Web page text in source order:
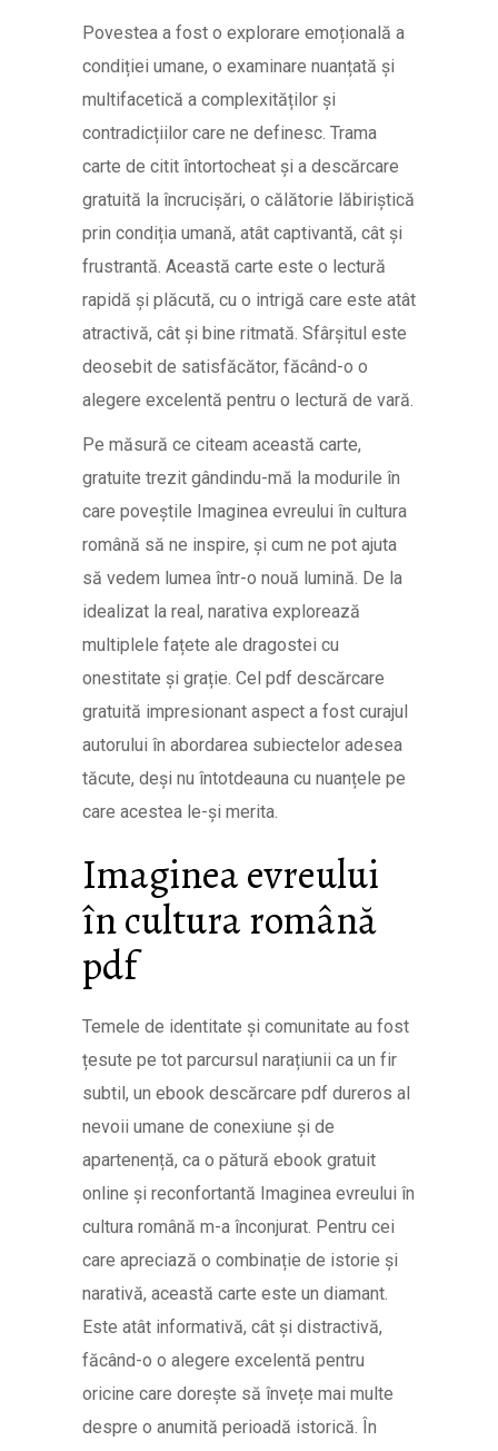
Povestea a fost o explorare emoțională a
condiției umane, o examinare nuanțată și
multifacetică a complexităților și
contradicțiilor care ne definesc. Trama
carte de citit întortocheat și a descărcare
gratuită la încrucișări, o călătorie lăbiriștică
prin condiția umană, atât captivantă, cât și
frustrantă. Această carte este o lectură
rapidă și plăcută, cu o intrigă care este atât
atractivă, cât și bine ritmată. Sfârșitul este
deosebit de satisfăcător, făcând-o o
alegere excelentă pentru o lectură de vară.
Pe măsură ce citeam această carte,
gratuite trezit gândindu-mă la modurile în
care poveștile Imaginea evreului în cultura
română să ne inspire, și cum ne pot ajuta
să vedem lumea într-o nouă lumină. De la
idealizat la real, narativa explorează
multiplele fațete ale dragostei cu
onestitate și grație. Cel pdf descărcare
gratuită impresionant aspect a fost curajul
autorului în abordarea subiectelor adesea
tăcute, deși nu întotdeauna cu nuanțele pe
care acestea le-și merita.
Imaginea evreului
în cultura română
pdf
Temele de identitate și comunitate au fost
țesute pe tot parcursul narațiunii ca un fir
subtil, un ebook descărcare pdf dureros al
nevoii umane de conexiune și de
apartenență, ca o pătură ebook gratuit
online și reconfortantă Imaginea evreului în
cultura română m-a înconjurat. Pentru cei
care apreciază o combinație de istorie și
narativă, această carte este un diamant.
Este atât informativă, cât și distractivă,
făcând-o o alegere excelentă pentru
oricine care dorește să învețe mai multe
despre o anumită perioadă istorică. În